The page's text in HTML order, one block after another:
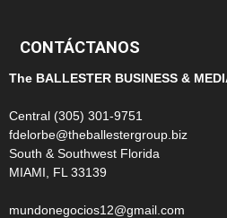
CONTÁCTANOS
The BALLESTER BUSINESS &
Central (305) 301-9751
fdelorbe@theballestergroup.biz
South & Southwest Florida
MIAMI, FL 33139
mundonegocios12@gmail.com